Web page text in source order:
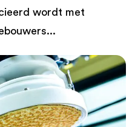
wordt met